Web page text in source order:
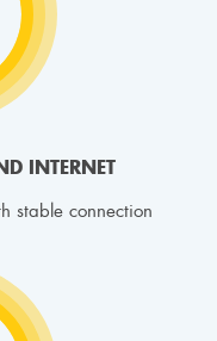
INTERNET
stable connection